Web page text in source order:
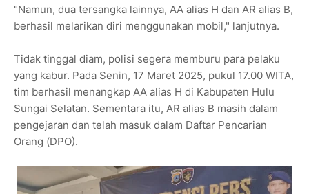
"Namun, dua tersangka lainnya, AA alias H dan AR alias B,
berhasil melarikan diri menggunakan mobil," lanjutnya.
Tidak tinggal diam, polisi segera memburu para pelaku
yang kabur. Pada Senin, 17 Maret 2025, pukul 17.00 WITA,
tim berhasil menangkap AA alias H di Kabupaten Hulu
Sungai Selatan. Sementara itu, AR alias B masih dalam
pengejaran dan telah masuk dalam Daftar Pencarian
Orang (DPO).